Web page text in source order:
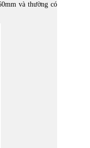
và thường có